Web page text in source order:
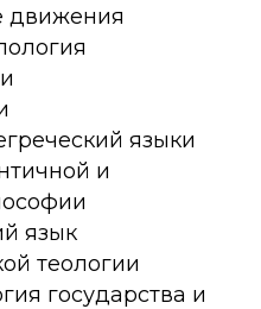
движения
языки
и
язык
теологии
государства и